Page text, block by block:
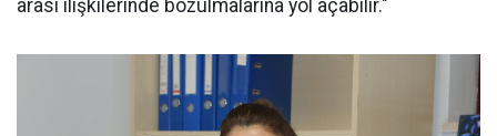
arası ilişkilerinde bozulmalarına yol açabilir."